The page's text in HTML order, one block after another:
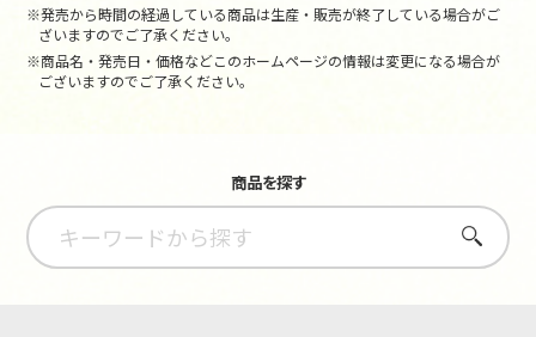
※発売から時間の経過している商品は生産・販売が終了している場合がご
ざいますのでご了承ください。
※商品名・発売日・価格などこのホームページの情報は変更になる場合が
ございますのでご了承ください。
商品を探す
さがす